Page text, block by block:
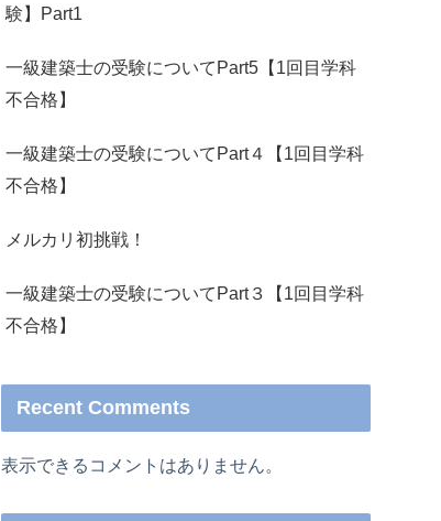
験】Part1
一級建築士の受験についてPart5【1回目学科
不合格】
一級建築士の受験についてPart４【1回目学科
不合格】
メルカリ初挑戦！
一級建築士の受験についてPart３【1回目学科
不合格】
Recent Comments
表示できるコメントはありません。